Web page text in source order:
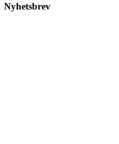
Nyhetsbrev